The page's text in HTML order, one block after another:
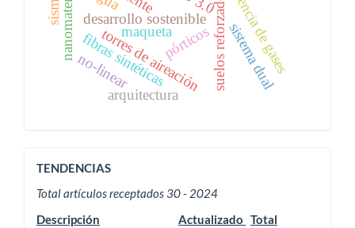
desarrollo sostenible
torres de aireaciónsuelos reforzados
fibras sintéticas
maqueta
arquitectura
nanomaterials sistema dual
pórticos
no-linear
ACTIVIDAD
EDITORIAL
TENDENCIAS
Total artículos receptados 30 - 2024
Descripción
Actualizado Total